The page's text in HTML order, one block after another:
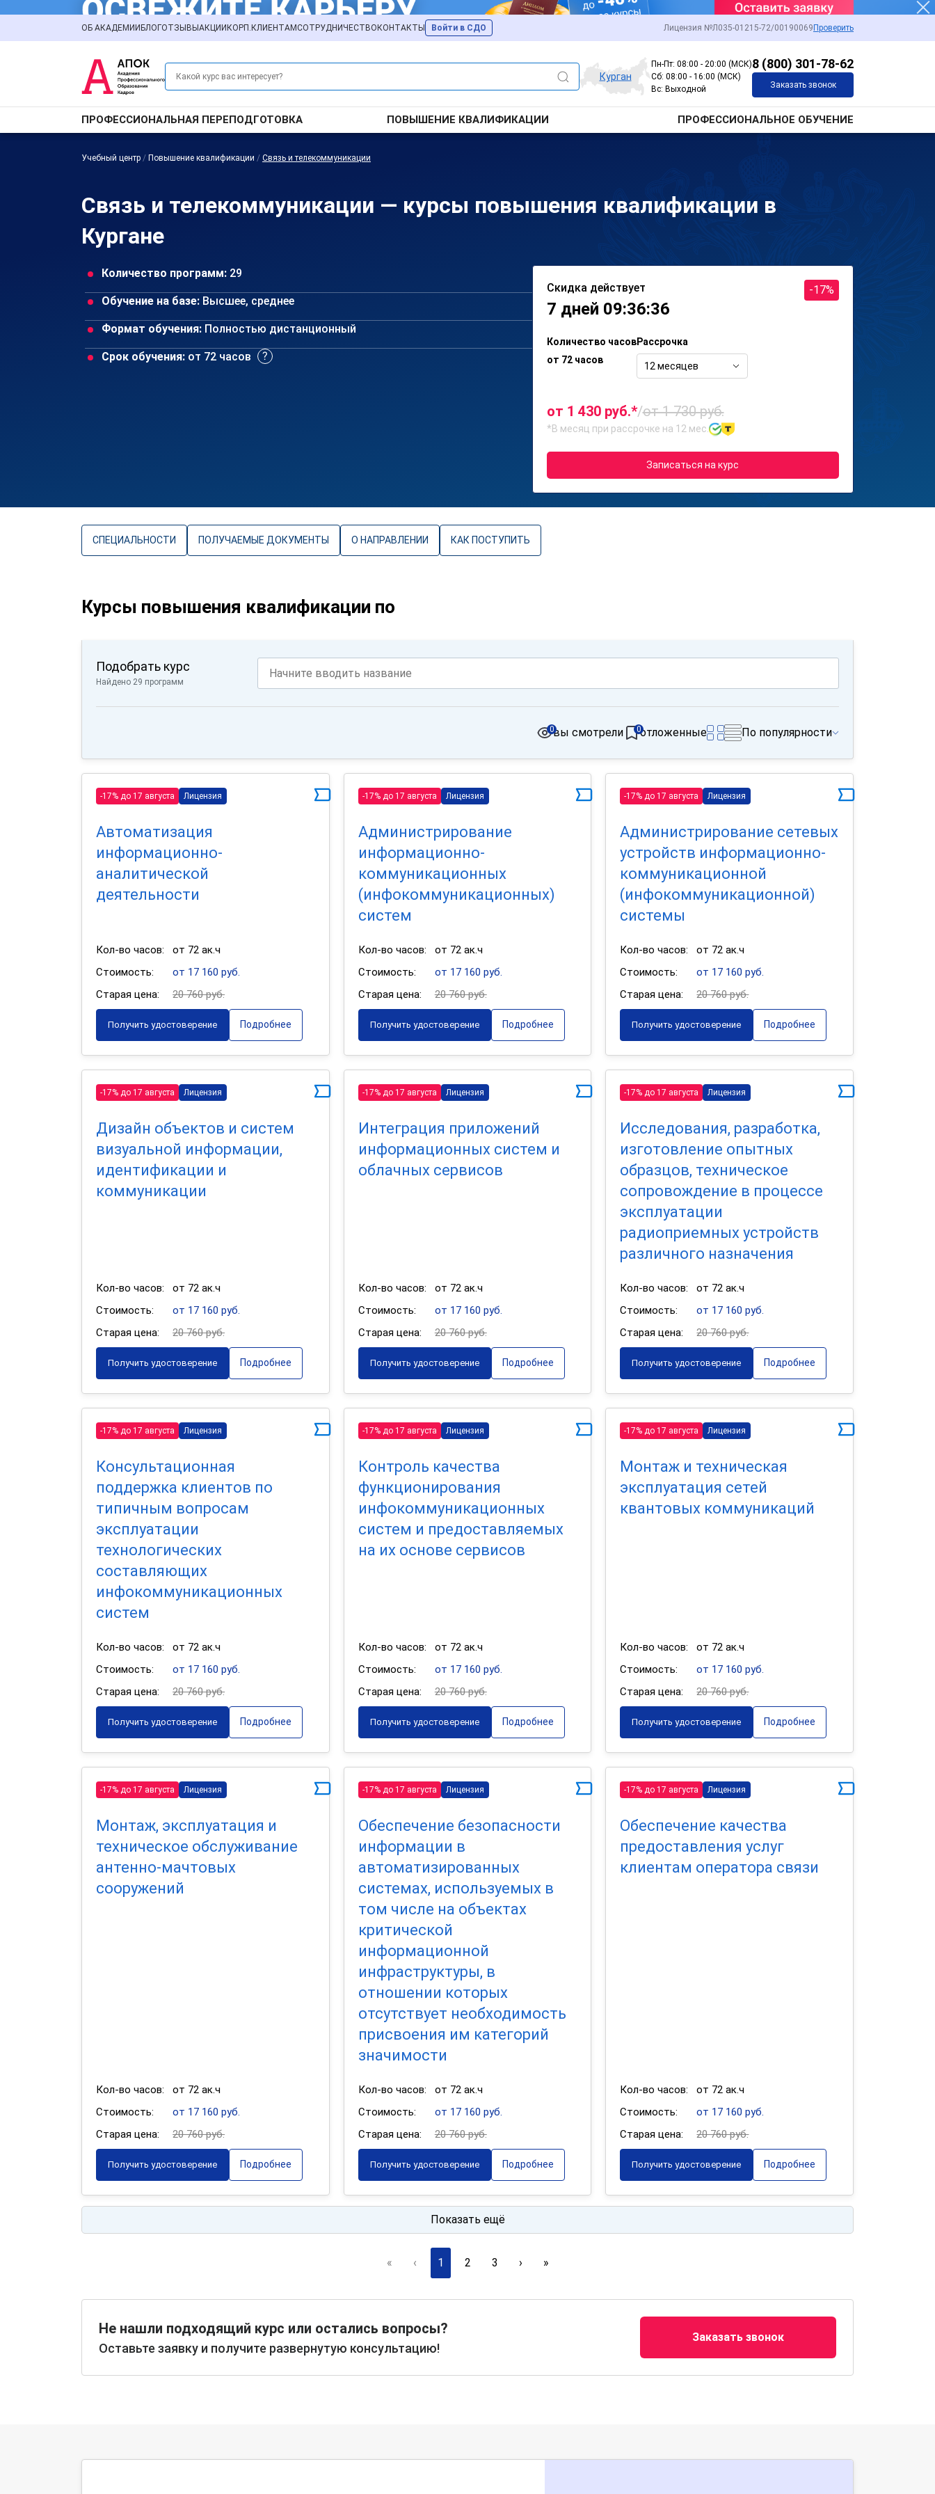
ОБ АКАДЕМИИ БЛОГОТЗЫВЫ АКЦИИ КОРП.КЛИЕНТАМСОТРУДНИЧЕСТВО КОНТАКТЫ Войти в СДО Лицензия №Л035-01215-72/00190069 Проверить
Курган
Пн-Пт: 08:00 - 20:00 (МСК)
Сб: 08:00 - 16:00 (МСК)
Вс: Выходной
8 (800) 301-78-62
Заказать звонок
ПРОФЕССИОНАЛЬНАЯ ПЕРЕПОДГОТОВКА ПОВЫШЕНИЕ КВАЛИФИКАЦИИ ПРОФЕССИОНАЛЬНОЕ ОБУЧЕНИЕ
Учебный центр / Повышение квалификации / Связь и телекоммуникации
Связь и телекоммуникации — курсы повышения квалификации в
Кургане
Количество программ: 29
Обучение на базе: Высшее, среднее
Формат обучения: Полностью дистанционный
Срок обучения: от 72 часов
Скидка действует
7 дней 09:36:36
-17%
Количество часов
от 72 часов
Рассрочка
12 месяцев
от 1 430 руб.*/от 1 730 руб.
*В месяц при рассрочке на 12 мес.
Записаться на курс
СПЕЦИАЛЬНОСТИ ПОЛУЧАЕМЫЕ ДОКУМЕНТЫ О НАПРАВЛЕНИИ КАК ПОСТУПИТЬ
Курсы повышения квалификации по
Подобрать курс
Найдено 29 программ
вы смотрели
0 отложенные
0 По популярности
-17% до 17 августа Лицензия
Автоматизация
информационно-
аналитической
деятельности
Кол-во часов:
от 72 ак.ч
Стоимость:
от 17 160 руб.
Старая цена:
20 760 руб.
Получить удостоверение Подробнее
-17% до 17 августа Лицензия
Администрирование
информационно-
коммуникационных
(инфокоммуникационных)
систем
Кол-во часов:
от 72 ак.ч
Стоимость:
от 17 160 руб.
Старая цена:
20 760 руб.
Получить удостоверение Подробнее
-17% до 17 августа Лицензия
Администрирование сетевых
устройств информационно-
коммуникационной
(инфокоммуникационной)
системы
Кол-во часов:
от 72 ак.ч
Стоимость:
от 17 160 руб.
Старая цена:
20 760 руб.
Получить удостоверение Подробнее
-17% до 17 августа Лицензия
Дизайн объектов и систем
визуальной информации,
идентификации и
коммуникации
Кол-во часов:
от 72 ак.ч
Стоимость:
от 17 160 руб.
Старая цена:
20 760 руб.
Получить удостоверение Подробнее
-17% до 17 августа Лицензия
Интеграция приложений
информационных систем и
облачных сервисов
Кол-во часов:
от 72 ак.ч
Стоимость:
от 17 160 руб.
Старая цена:
20 760 руб.
Получить удостоверение Подробнее
-17% до 17 августа Лицензия
Исследования, разработка,
изготовление опытных
образцов, техническое
сопровождение в процессе
эксплуатации
радиоприемных устройств
различного назначения
Кол-во часов:
от 72 ак.ч
Стоимость:
от 17 160 руб.
Старая цена:
20 760 руб.
Получить удостоверение Подробнее
-17% до 17 августа Лицензия
Консультационная
поддержка клиентов по
типичным вопросам
эксплуатации
технологических
составляющих
инфокоммуникационных
систем
Кол-во часов:
от 72 ак.ч
Стоимость:
от 17 160 руб.
Старая цена:
20 760 руб.
Получить удостоверение Подробнее
-17% до 17 августа Лицензия
Контроль качества
функционирования
инфокоммуникационных
систем и предоставляемых
на их основе сервисов
Кол-во часов:
от 72 ак.ч
Стоимость:
от 17 160 руб.
Старая цена:
20 760 руб.
Получить удостоверение Подробнее
-17% до 17 августа Лицензия
Монтаж и техническая
эксплуатация сетей
квантовых коммуникаций
Кол-во часов:
от 72 ак.ч
Стоимость:
от 17 160 руб.
Старая цена:
20 760 руб.
Получить удостоверение Подробнее
-17% до 17 августа Лицензия
Монтаж, эксплуатация и
техническое обслуживание
антенно-мачтовых
сооружений
Кол-во часов:
от 72 ак.ч
Стоимость:
от 17 160 руб.
Старая цена:
20 760 руб.
Получить удостоверение Подробнее
-17% до 17 августа Лицензия
Обеспечение безопасности
информации в
автоматизированных
системах, используемых в
том числе на объектах
критической
информационной
инфраструктуры, в
отношении которых
отсутствует необходимость
присвоения им категорий
значимости
Кол-во часов:
от 72 ак.ч
Стоимость:
от 17 160 руб.
Старая цена:
20 760 руб.
Получить удостоверение Подробнее
-17% до 17 августа Лицензия
Обеспечение качества
предоставления услуг
клиентам оператора связи
Кол-во часов:
от 72 ак.ч
Стоимость:
от 17 160 руб.
Старая цена:
20 760 руб.
Получить удостоверение Подробнее
Показать ещё
« ‹ 1 2 3 › »
Не нашли подходящий курс или остались вопросы?
Оставьте заявку и получите развернутую консультацию!
Заказать звонок